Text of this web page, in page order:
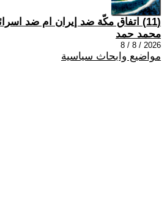
(11) اتفاق مكّة ضد إيران ام ضد اسرائيل؟
محمد حمد
2026 / 8 / 8
مواضيع وابحاث سياسية